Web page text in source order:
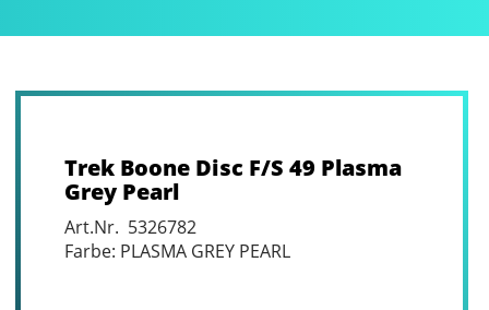
Trek Boone Disc F/S 49 Plasma
Grey Pearl
Art.Nr. 5326782
Farbe: PLASMA GREY PEARL